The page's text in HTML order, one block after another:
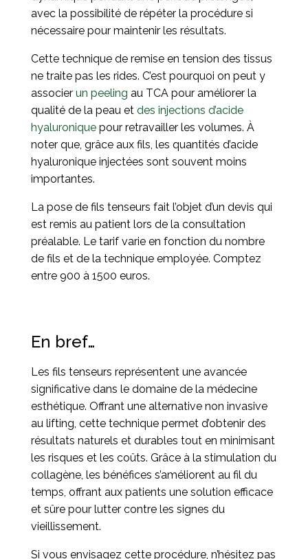
avec la possibilité de répéter la procédure si
nécessaire pour maintenir les résultats.
Cette technique de remise en tension des tissus
ne traite pas les rides. C’est pourquoi on peut y
associer un peeling au TCA pour améliorer la
qualité de la peau et des injections d’acide
hyaluronique pour retravailler les volumes. À
noter que, grâce aux fils, les quantités d’acide
hyaluronique injectées sont souvent moins
importantes.
La pose de fils tenseurs fait l’objet d’un devis qui
est remis au patient lors de la consultation
préalable. Le tarif varie en fonction du nombre
de fils et de la technique employée. Comptez
entre 900 à 1500 euros.
En bref…
Les fils tenseurs représentent une avancée
significative dans le domaine de la médecine
esthétique. Offrant une alternative non invasive
au lifting, cette technique permet d’obtenir des
résultats naturels et durables tout en minimisant
les risques et les coûts. Grâce à la stimulation du
collagène, les bénéfices s’améliorent au fil du
temps, offrant aux patients une solution efficace
et sûre pour lutter contre les signes du
vieillissement.
Si vous envisagez cette procédure, n’hésitez pas